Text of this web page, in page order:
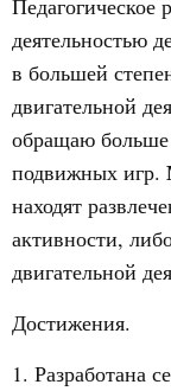
Педагогическое
деятельностью
в большей
двигательной
обращаю
подвижных игр.
находят
активности,
двигательной
Достижения.
1. Разработана